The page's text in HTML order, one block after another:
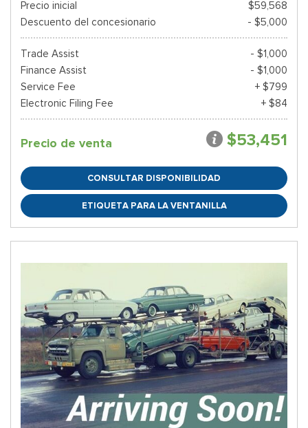
Precio inicial
$59,568
Descuento del concesionario
- $5,000
Trade Assist
- $1,000
Finance Assist
- $1,000
Service Fee
+ $799
Electronic Filing Fee
+ $84
Precio de venta $53,451
CONSULTAR DISPONIBILIDAD
ETIQUETA PARA LA VENTANILLA